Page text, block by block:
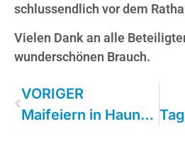
schlussendlich vor dem
Vielen Dank an alle
wunderschönen Brauch.
VORIGER
Maifeiern in Haunsheim